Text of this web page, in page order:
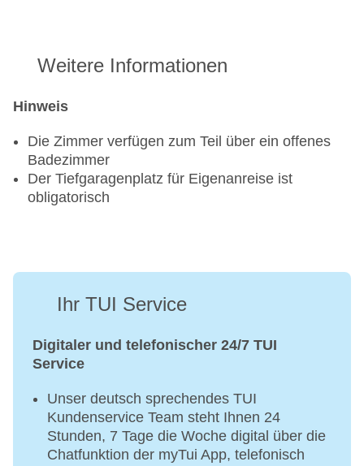
Weitere Informationen
Hinweis
Die Zimmer verfügen zum Teil über ein offenes
Badezimmer
Der Tiefgaragenplatz für Eigenanreise ist
obligatorisch
Ihr TUI Service
Digitaler und telefonischer 24/7 TUI
Service
Unser deutsch sprechendes TUI
Kundenservice Team steht Ihnen 24
Stunden, 7 Tage die Woche digital über die
Chatfunktion der myTui App, telefonisch